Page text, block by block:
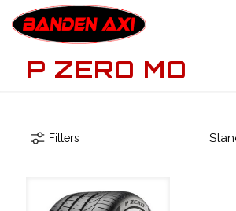
P ZERO MO
Filters